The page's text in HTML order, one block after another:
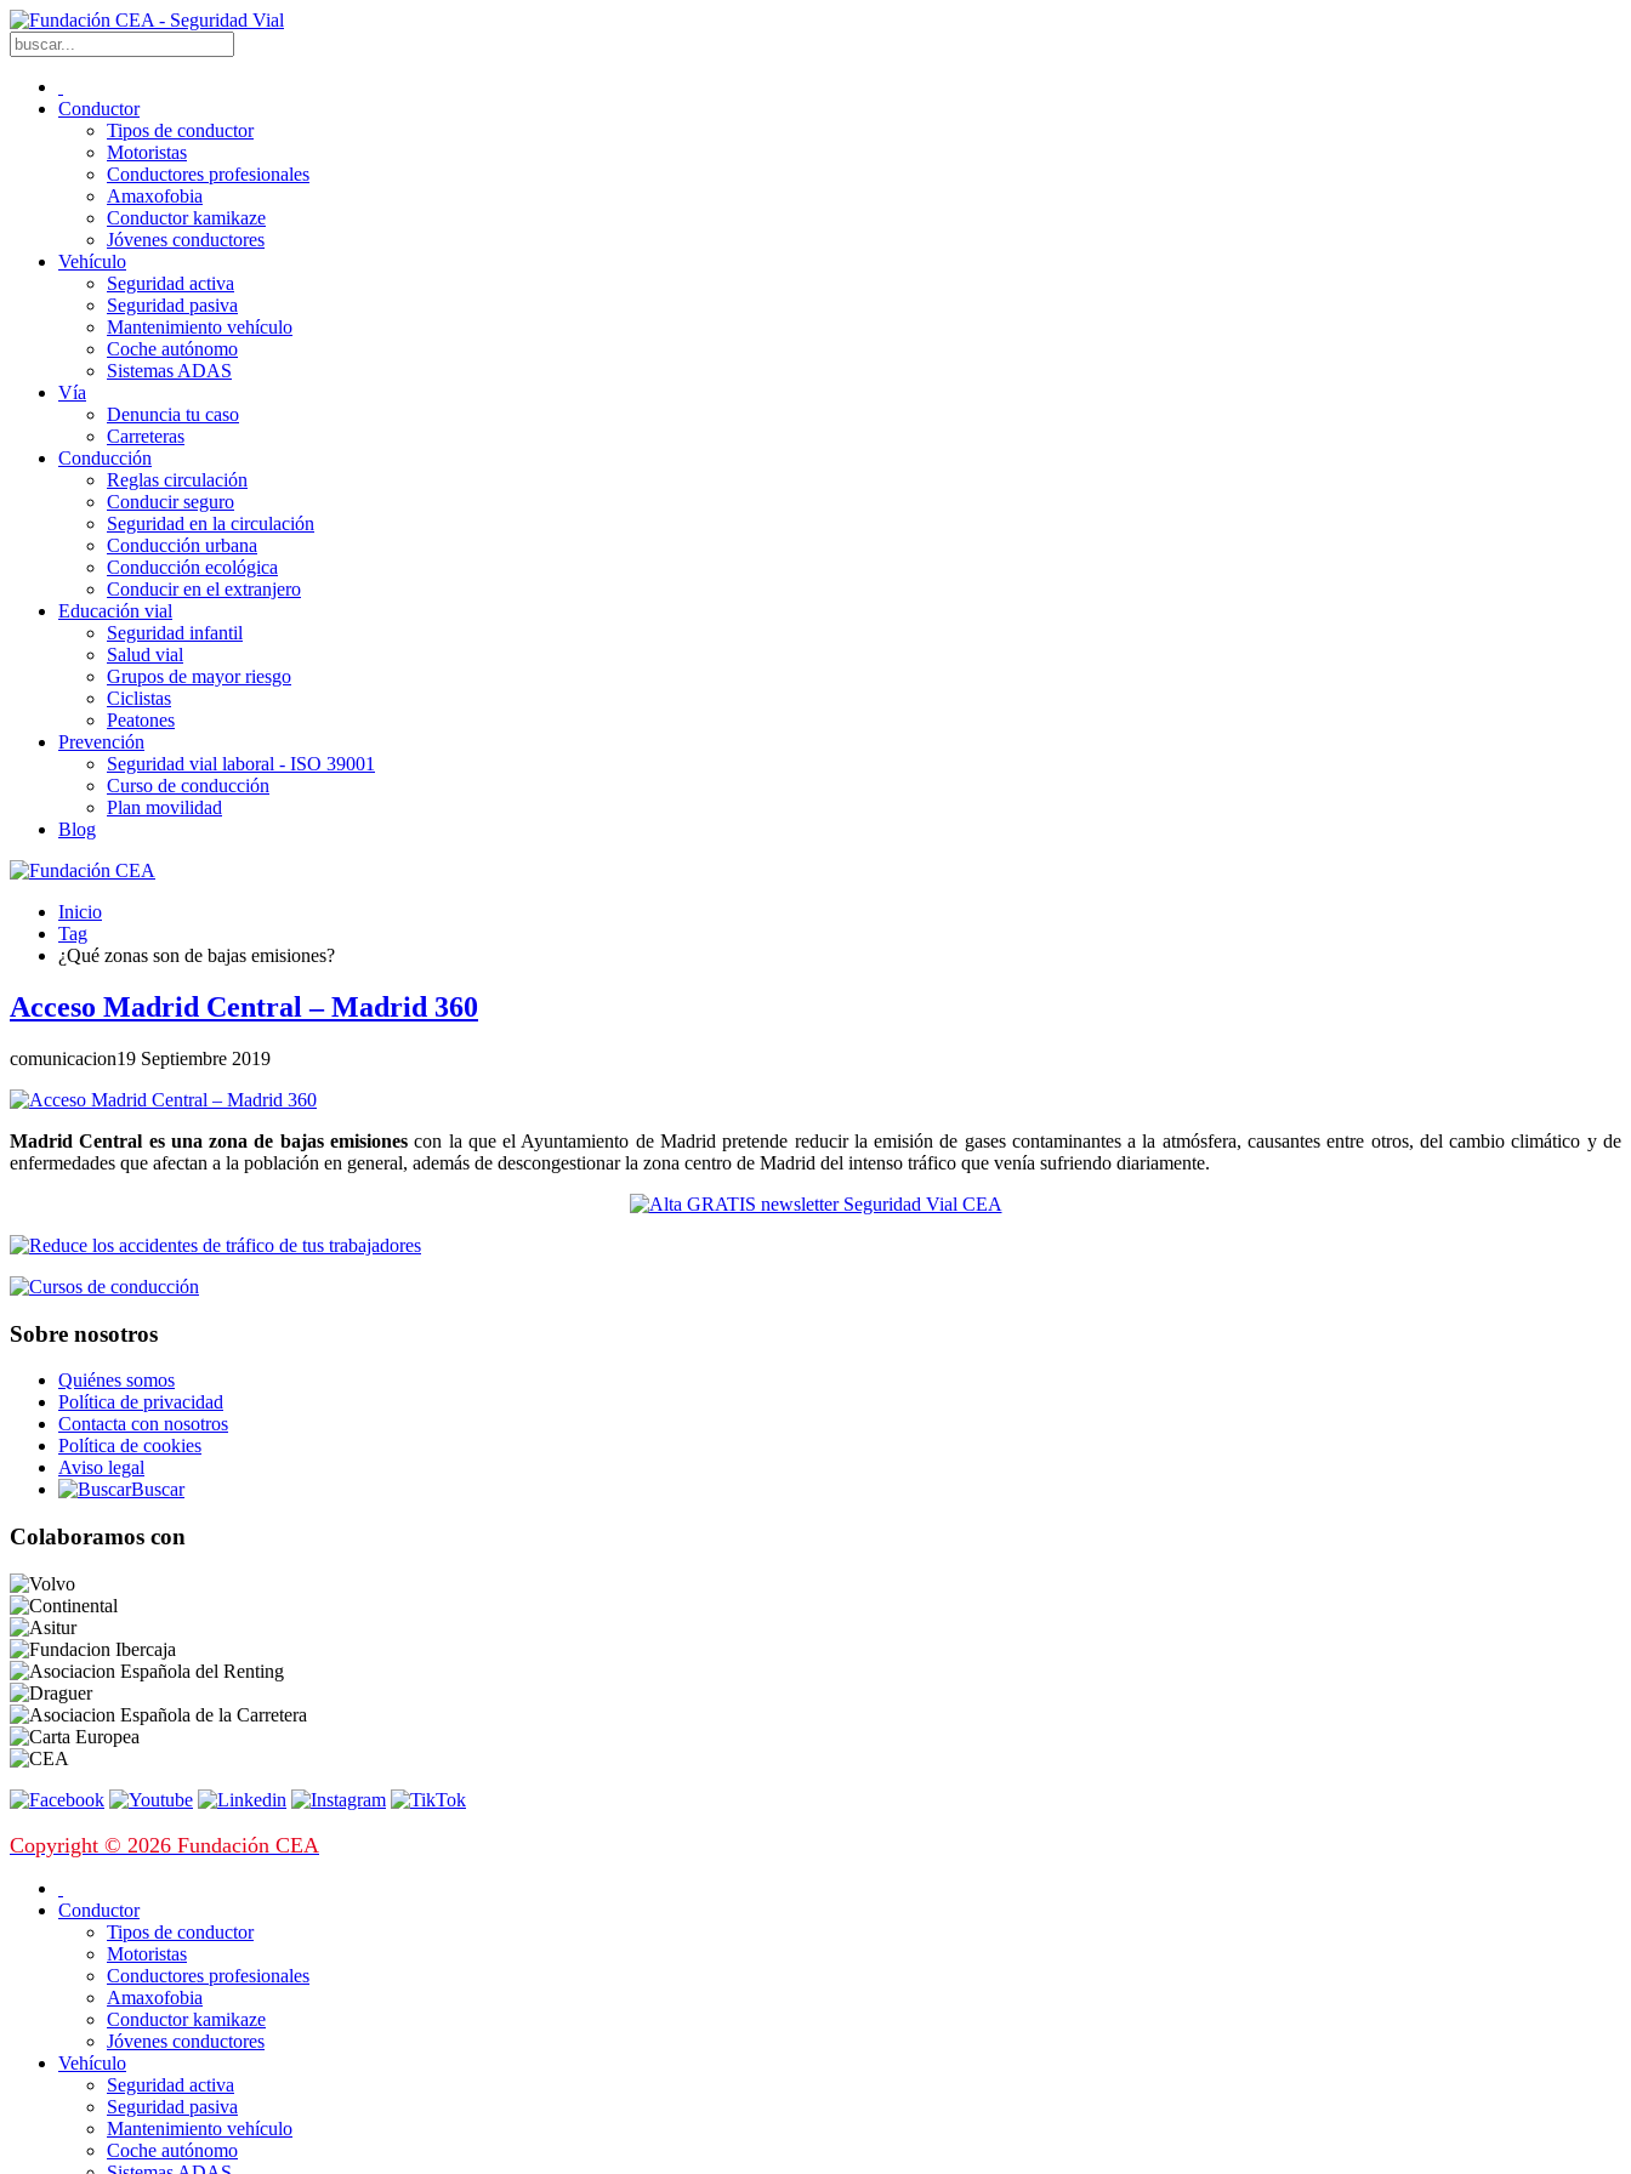
Conductor
Tipos de conductor
Motoristas
Conductores profesionales
Amaxofobia
Conductor kamikaze
Jóvenes conductores
Vehículo
Seguridad activa
Seguridad pasiva
Mantenimiento vehículo
Coche autónomo
Sistemas ADAS
Vía
Denuncia tu caso
Carreteras
Conducción
Reglas circulación
Conducir seguro
Seguridad en la circulación
Conducción urbana
Conducción ecológica
Conducir en el extranjero
Educación vial
Seguridad infantil
Salud vial
Grupos de mayor riesgo
Ciclistas
Peatones
Prevención
Seguridad vial laboral - ISO 39001
Curso de conducción
Plan movilidad
Blog
Inicio
Tag
¿Qué zonas son de bajas emisiones?
Acceso Madrid Central – Madrid 360
comunicacion19 Septiembre 2019
Madrid Central es una zona de bajas emisionescon la que el Ayuntamiento de Madrid pretende reducir la emisión de gases contaminantes a la atmósfera, causantes entre otros, del cambio climático y de
enfermedades que afectan a la población en general, además de descongestionar la zona centro de Madrid del intenso tráfico que venía sufriendo diariamente.
Sobre nosotros
Quiénes somos
Política de privacidad
Contacta con nosotros
Política de cookies
Aviso legal
Buscar
Colaboramos con
Copyright © 2026 Fundación CEA
Conductor
Tipos de conductor
Motoristas
Conductores profesionales
Amaxofobia
Conductor kamikaze
Jóvenes conductores
Vehículo
Seguridad activa
Seguridad pasiva
Mantenimiento vehículo
Coche autónomo